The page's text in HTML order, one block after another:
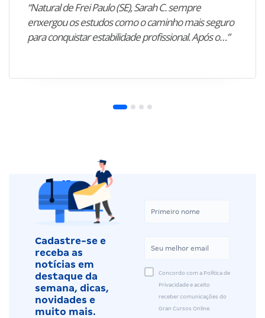
“Natural de Frei Paulo (SE), Sarah C. sempre
enxergou os estudos como o caminho mais seguro
para conquistar estabilidade profissional. Após o…”
Cadastre-se e
receba as
notícias em
destaque da
semana, dicas,
novidades e
muito mais.
Concordo com a Política de
Privacidade e aceito
receber comunicações do
Gran Cursos Online.